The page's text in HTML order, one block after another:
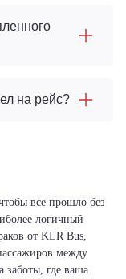
на рейс?
все прошло без
логичный
от KLR Bus,
между
заботы, где ваша